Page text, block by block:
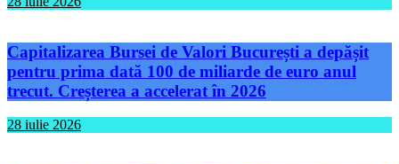
Capitalizarea Bursei de Valori București a depășit
pentru prima dată 100 de miliarde de euro anul
trecut. Creșterea a accelerat în 2026
28 iulie 2026